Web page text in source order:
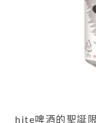
hite啤酒的聖誕